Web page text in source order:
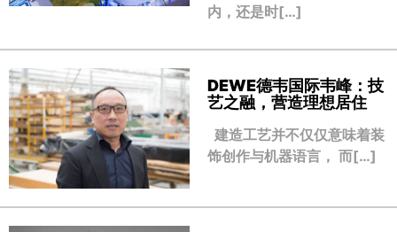
内，还是时[…]
DEWE德韦国际韦峰：技
艺之融，营造理想居住
建造工艺并不仅仅意味着装
饰创作与机器语言， 而[…]